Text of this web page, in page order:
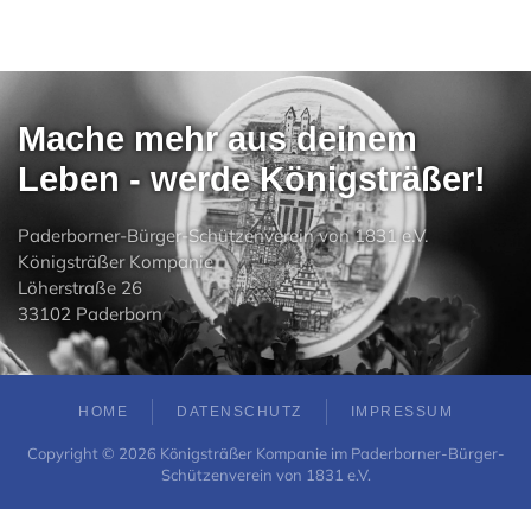
Mache mehr aus deinem
Leben - werde Königsträßer!
Paderborner-Bürger-Schützenverein von 1831 e.V.
Königsträßer Kompanie
Löherstraße 26
33102 Paderborn
HOME DATENSCHUTZ IMPRESSUM
Copyright © 2026 Königsträßer Kompanie im Paderborner-Bürger-
Schützenverein von 1831 e.V.